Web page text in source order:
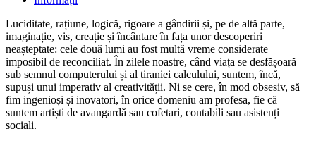
Luciditate, rațiune, logică, rigoare a gândirii și, pe de altă parte,
imaginație, vis, creație și încântare în fața unor descoperiri
neașteptate: cele două lumi au fost multă vreme considerate
imposibil de reconciliat. În zilele noastre, când viața se desfășoară
sub semnul computerului și al tiraniei calculului, suntem, încă,
supuși unui imperativ al creativității. Ni se cere, în mod obsesiv, să
fim ingenioși și inovatori, în orice domeniu am profesa, fie că
suntem artiști de avangardă sau cofetari, contabili sau asistenți
sociali.